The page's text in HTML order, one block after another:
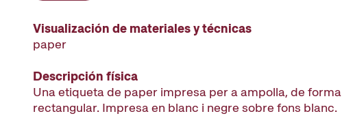
Visualización de materiales y técnicas
paper
Descripción física
Una etiqueta de paper impresa per a ampolla, de forma
rectangular. Impresa en blanc i negre sobre fons blanc.